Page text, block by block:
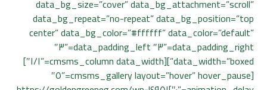
data_bg_size=”cover” data_bg_attachment=”scroll”
data_bg_repeat=”no-repeat” data_bg_position=”top
center” data_bg_color=”#ffffff” data_color=”default”
data_padding_right=”٣″ data_padding_left=”٣″
data_width=”boxed”][cmsms_column data_width=”١/١″]
[cmsms_gallery layout=”hover” hover_pause=”٥″